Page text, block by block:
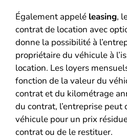
Également appelé leasing,
contrat de location avec
donne la possibilité à
propriétaire du véhicule à
location. Les loyers
fonction de la valeur du
contrat et du kilométrage
du contrat, l’entreprise peut
véhicule pour un prix
contrat ou de le restituer.